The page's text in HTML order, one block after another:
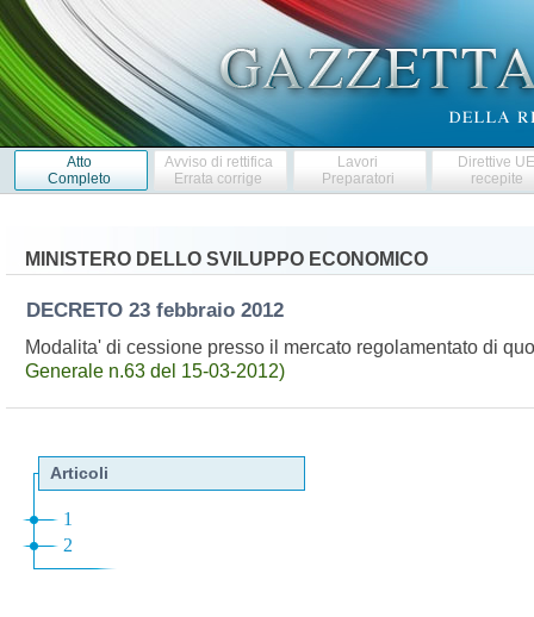
Atto
Completo
Avviso di rettifica
Errata corrige
Lavori
Preparatori
Direttive
recepite
MINISTERO DELLO SVILUPPO ECONOMICO
DECRETO 23 febbraio 2012
Modalita' di cessione presso il mercato regolamentato di
Generale n.63 del 15-03-2012)